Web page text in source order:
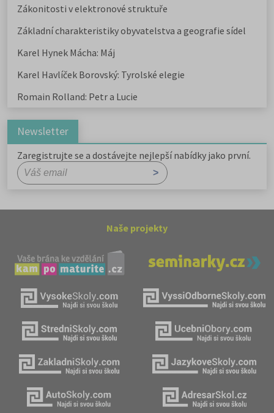
Zákonitosti v elektronové struktuře
Základní charakteristiky obyvatelstva a geografie sídel
Karel Hynek Mácha: Máj
Karel Havlíček Borovský: Tyrolské elegie
Romain Rolland: Petr a Lucie
Newsletter
Zaregistrujte se a dostávejte nejlepší nabídky jako první.
Naše projekty